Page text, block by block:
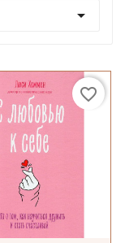

favorite_border